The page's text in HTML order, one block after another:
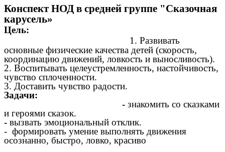
Конспект НОД в средней группе "Сказочная
карусель»
Цель:
1. Развивать
основные физические качества детей (скорость,
координацию движений, ловкость и выносливость).
2. Воспитывать целеустремленность, настойчивость,
чувство сплоченности.
3. Доставить чувство радости.
Задачи:
- знакомить со сказками
и героями сказок.
- вызвать эмоциональный отклик.
- формировать умение выполнять движения
осознанно, быстро, ловко, красиво